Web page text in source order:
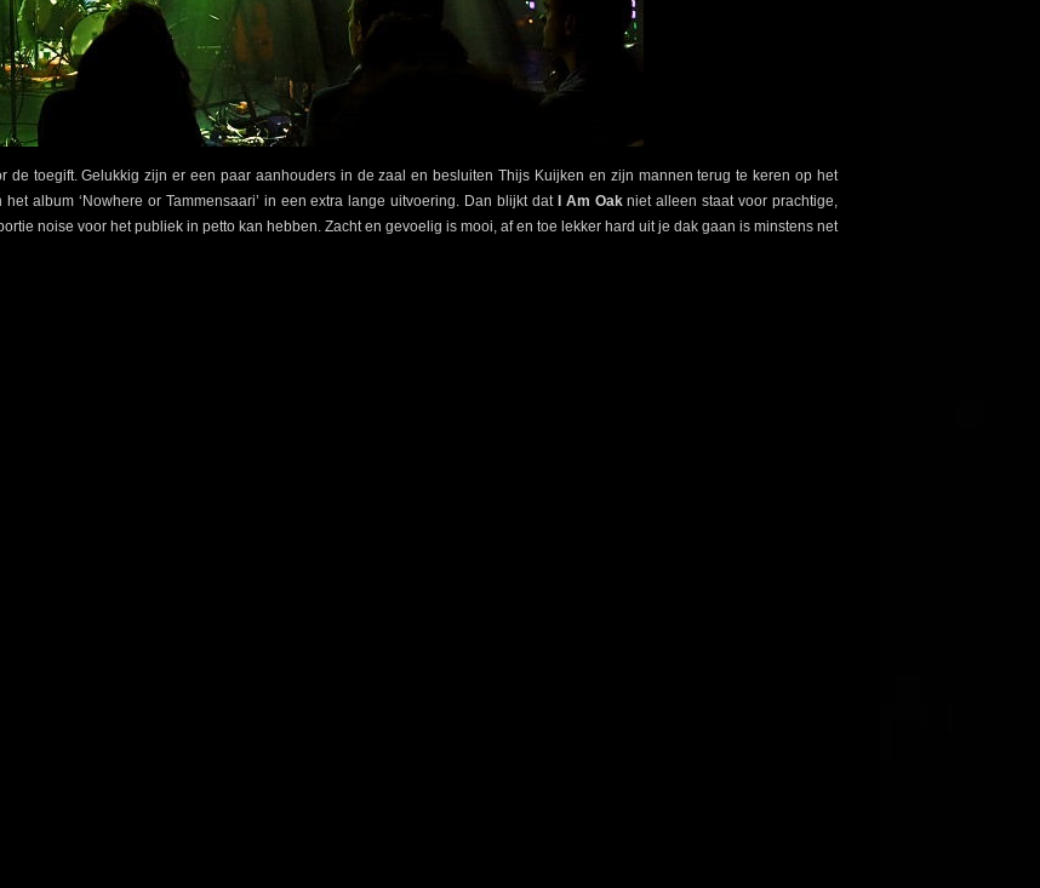
de toegift. Gelukkig zijn er een paar aanhouders in de zaal en besluiten Thijs Kuijken en zijn mannen terug te keren op het
het album ‘Nowhere or Tammensaari’ in een extra lange uitvoering. Dan blijkt dat I Am Oakniet alleen staat voor prachtige,
noise voor het publiek in petto kan hebben. Zacht en gevoelig is mooi, af en toe lekker hard uit je dak gaan is minstens net